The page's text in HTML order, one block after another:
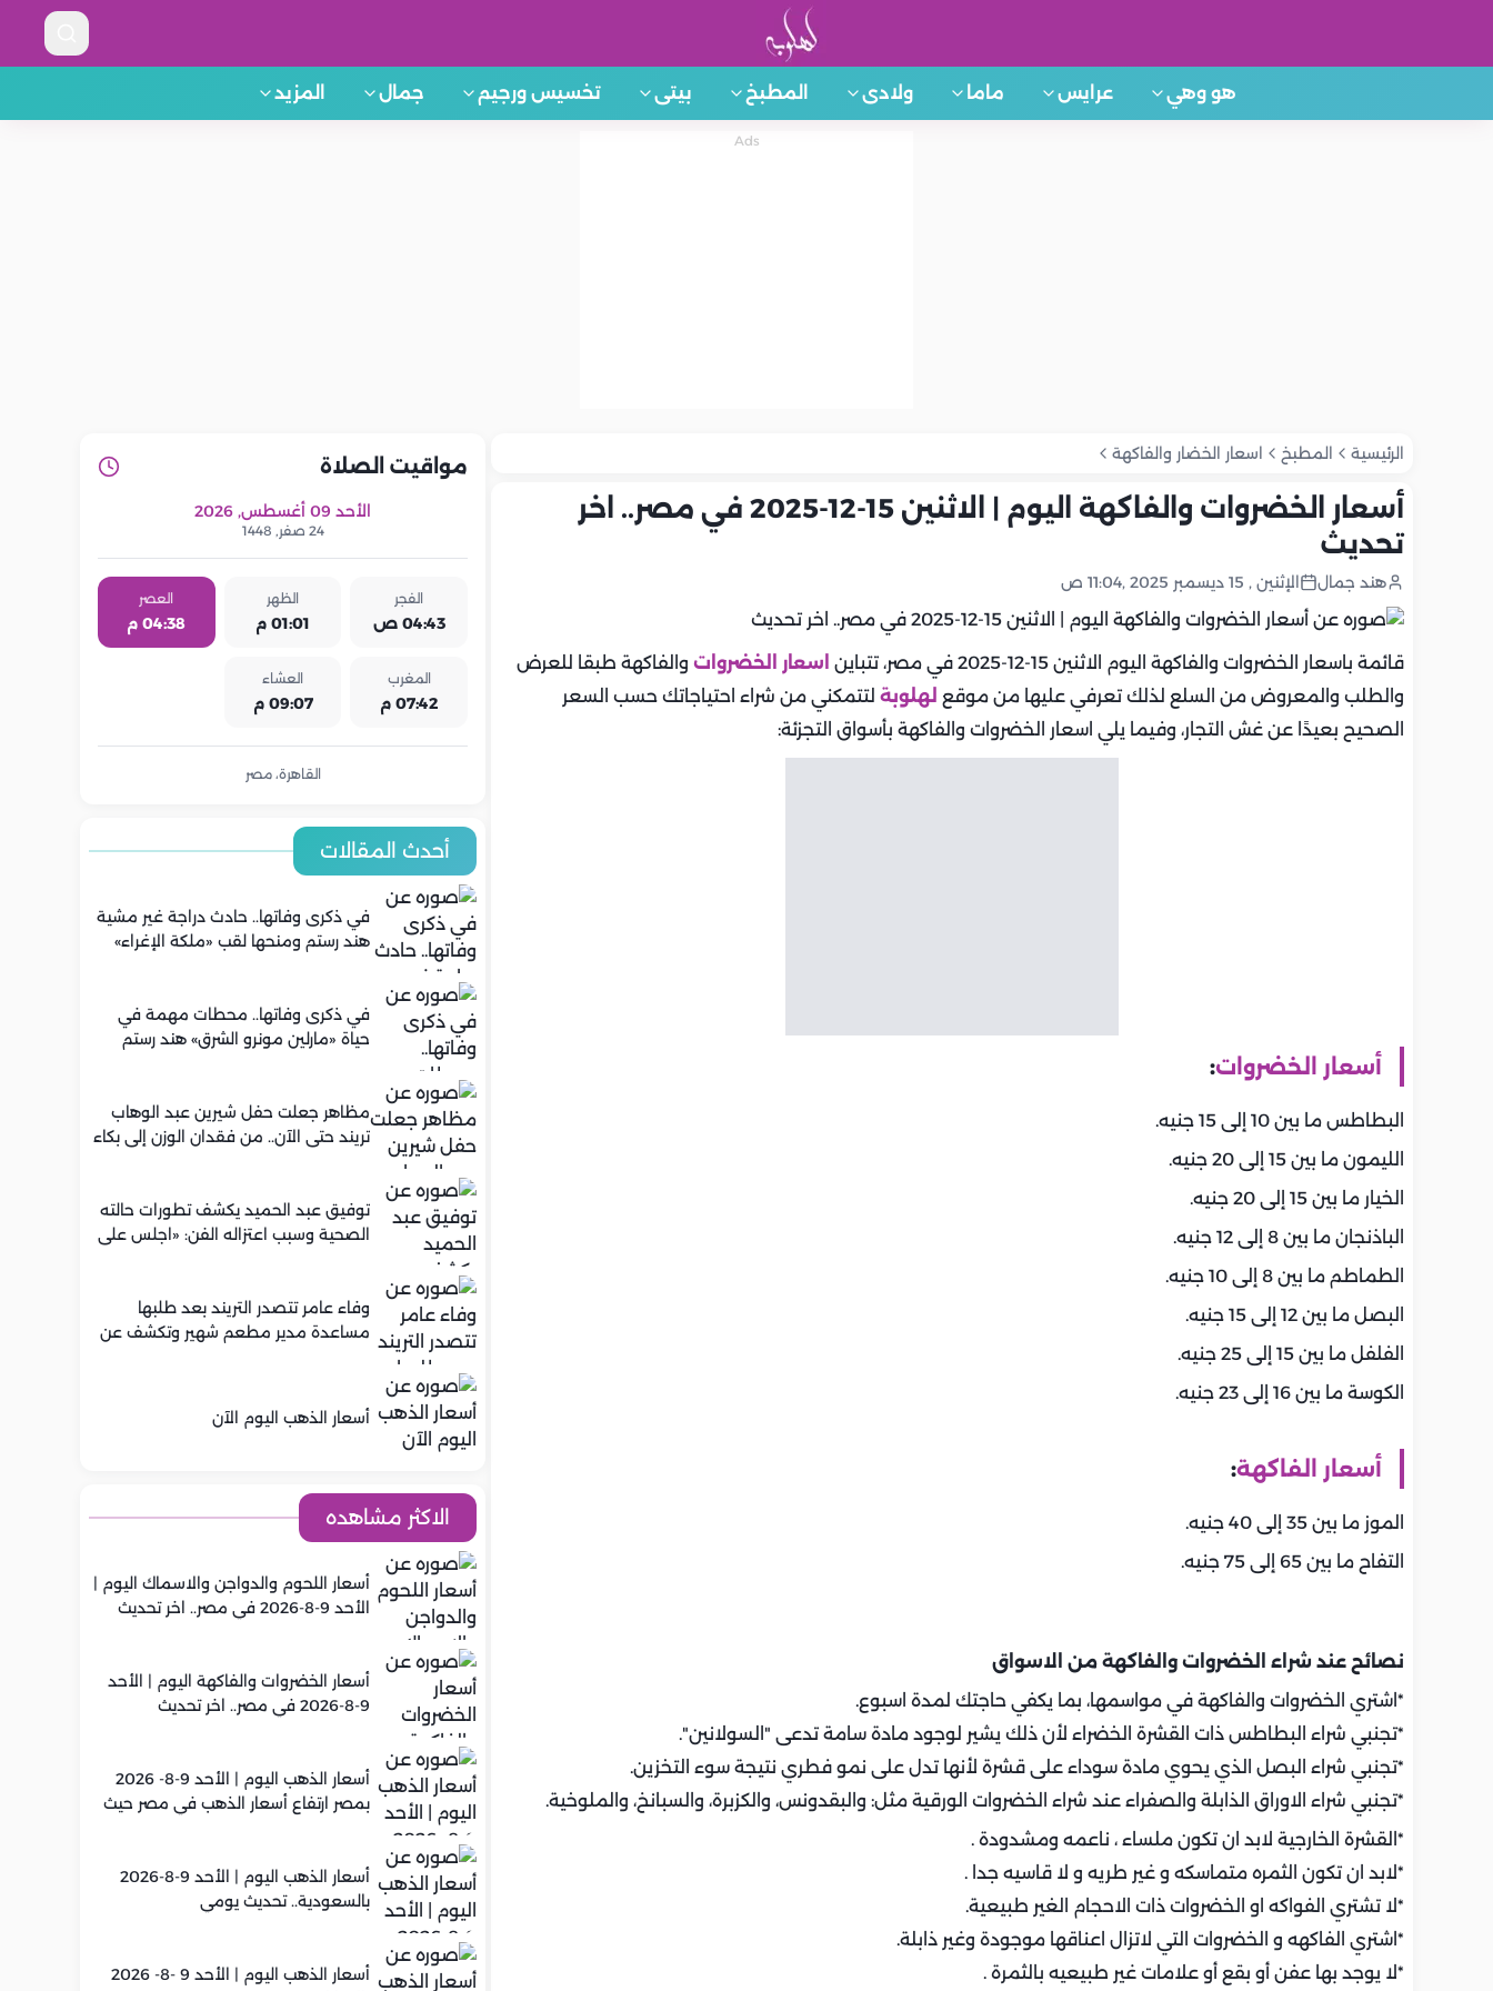
هو وهي عرايس ماما ولادى المطبخ بيتى تخسيس ورجيم جمال المزيد
الرئيسية المطبخ اسعار الخضار والفاكهة
أسعار الخضروات والفاكهة اليوم | الاثنين 15-12-2025 في مصر.. اخر
تحديث
هند جمال الإثنين , 15 ديسمبر 2025 ,11:04 ص
قائمة باسعار الخضروات والفاكهة اليوم الاثنين 15-12-2025 في مصر، تتباين اسعار الخضروات والفاكهة طبقا للعرض
والطلب والمعروض من السلع لذلك تعرفي عليها من موقع لهلوبة لتتمكني من شراء احتياجاتك حسب السعر
الصحيح بعيدًا عن غش التجار، وفيما يلي اسعار الخضروات والفاكهة بأسواق التجزئة:
أسعار الخضروات:
البطاطس ما بين 10 إلى 15 جنيه.
الليمون ما بين 15 إلى 20 جنيه.
الخيار ما بين 15 إلى 20 جنيه.
الباذنجان ما بين 8 إلى 12 جنيه.
الطماطم ما بين 8 إلى 10 جنيه.
البصل ما بين 12 إلى 15 جنيه.
الفلفل ما بين 15 إلى 25 جنيه.
الكوسة ما بين 16 إلى 23 جنيه.
أسعار الفاكهة:
الموز ما بين 35 إلى 40 جنيه.
التفاح ما بين 65 إلى 75 جنيه.
نصائح عند شراء الخضروات والفاكهة من الاسواق
*اشتري الخضروات والفاكهة في مواسمها، بما يكفي حاجتك لمدة اسبوع.
*تجنبي شراء البطاطس ذات القشرة الخضراء لأن ذلك يشير لوجود مادة سامة تدعى "السولانين".
*تجنبي شراء البصل الذي يحوي مادة سوداء على قشرة لأنها تدل على نمو فطري نتيجة سوء التخزين.
*تجنبي شراء الاوراق الذابلة والصفراء عند شراء الخضروات الورقية مثل: والبقدونس، والكزبرة، والسبانخ، والملوخية.
*القشرة الخارجية لابد ان تكون ملساء ، ناعمه ومشدودة .
*لابد ان تكون الثمره متماسكه و غير طريه و لا قاسيه جدا .
*لا تشتري الفواكه او الخضروات ذات الاحجام الغير طبيعية.
*اشتري الفاكهه و الخضروات التي لاتزال اعناقها موجودة وغير ذابلة.
*لا يوجد بها عفن أو بقع أو علامات غير طبيعيه بالثمرة .
مواقيت الصلاة
الأحد 09 أغسطس, 2026
24 صفر, 1448
الفجر
04:43 ص
الظهر
01:01 م
العصر
04:38 م
المغرب
07:42 م
العشاء
09:07 م
القاهرة، مصر
أحدث المقالات
في ذكرى وفاتها.. حادث دراجة غير مشية
هند رستم ومنحها لقب «ملكة الإغراء»
في ذكرى وفاتها.. محطات مهمة في
حياة «مارلين مونرو الشرق» هند رستم
مظاهر جعلت حفل شيرين عبد الوهاب
تريند حتى الآن.. من فقدان الوزن إلى بكاء
توفيق عبد الحميد يكشف تطورات حالته
الصحية وسبب اعتزاله الفن: «اجلس على
وفاء عامر تتصدر التريند بعد طلبها
مساعدة مدير مطعم شهير وتكشف عن
أسعار الذهب اليوم الآن
الاكثر مشاهده
أسعار اللحوم والدواجن والاسماك اليوم |
الأحد 9-8-2026 في مصر.. اخر تحديث
أسعار الخضروات والفاكهة اليوم | الأحد
9-8-2026 في مصر.. اخر تحديث
أسعار الذهب اليوم | الأحد 9-8- 2026
بمصر ارتفاع أسعار الذهب في مصر حيث
أسعار الذهب اليوم | الأحد 9-8-2026
بالسعودية.. تحديث يومي
أسعار الذهب اليوم | الأحد 9 -8- 2026